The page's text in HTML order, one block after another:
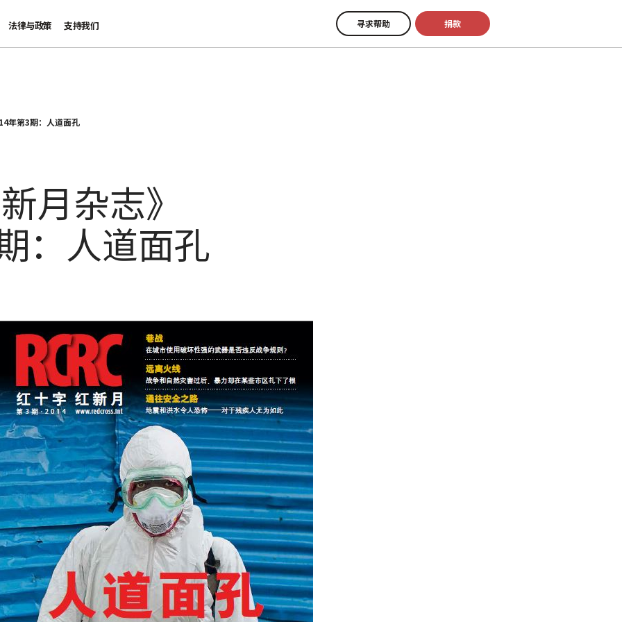
法律与政策 支持我们 寻求帮助 捐款
年第3期：人道面孔
月杂志》
：人道面孔